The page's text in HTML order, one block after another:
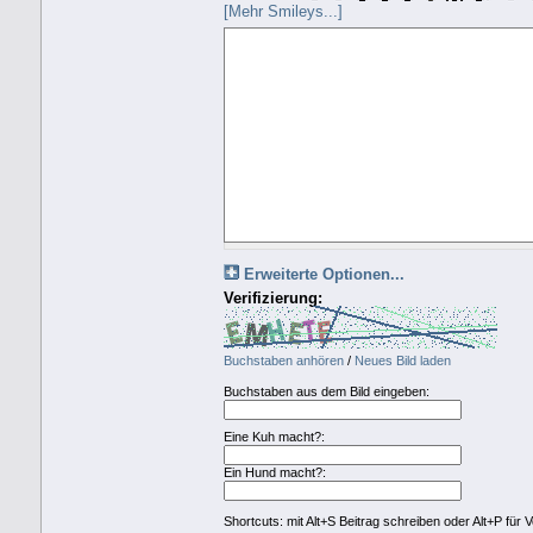
[Mehr Smileys...]
Erweiterte Optionen...
Verifizierung:
Buchstaben anhören/ Neues Bild laden
Buchstaben aus dem Bild eingeben:
Eine Kuh macht?:
Ein Hund macht?:
Shortcuts: mit Alt+S Beitrag schreiben oder Alt+P für